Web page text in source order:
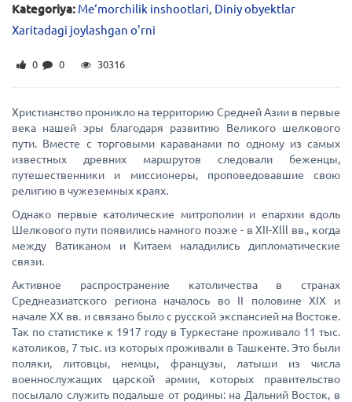
Kategoriya: Me‘morchilik inshootlari, Diniy obyektlar
Xaritadagi joylashgan o'rni
0 0 30316
Христианство проникло на территорию Средней Азии в первые
века нашей эры благодаря развитию Великого шелкового
пути. Вместе с торговыми караванами по одному из самых
известных древних маршрутов следовали беженцы,
путешественники и миссионеры, проповедовавшие свою
религию в чужеземных краях.
Однако первые католические митрополии и епархии вдоль
Шелкового пути появились намного позже - в XII-Xlll вв., когда
между Ватиканом и Китаем наладились дипломатические
связи.
Активное распространение католичества в странах
Среднеазиатского региона началось во II половине XIX и
начале XX вв. и связано было с русской экспансией на Востоке.
Так по статистике к 1917 году в Туркестане проживало 11 тыс.
католиков, 7 тыс. из которых проживали в Ташкенте. Это были
поляки, литовцы, немцы, французы, латыши из числа
военнослужащих царской армии, которых правительство
посылало служить подальше от родины: на Дальний Восток, в